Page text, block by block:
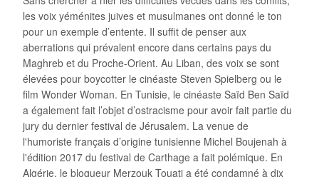
les voix yéménites juives et musulmanes ont donné le ton
pour un exemple d’entente. Il suffit de penser aux
aberrations qui prévalent encore dans certains pays du
Maghreb et du Proche-Orient. Au Liban, des voix se sont
élevées pour boycotter le cinéaste Steven Spielberg ou le
film Wonder Woman. En Tunisie, le cinéaste Saïd Ben Saïd
a également fait l’objet d’ostracisme pour avoir fait partie du
jury du dernier festival de Jérusalem. La venue de
l'humoriste français d’origine tunisienne Michel Boujenah à
l'édition 2017 du festival de Carthage a fait polémique. En
Algérie, le blogueur Merzouk Touati a été condamné à dix